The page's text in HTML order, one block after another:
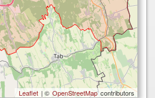
Leaflet | © OpenStreetMapcontributors